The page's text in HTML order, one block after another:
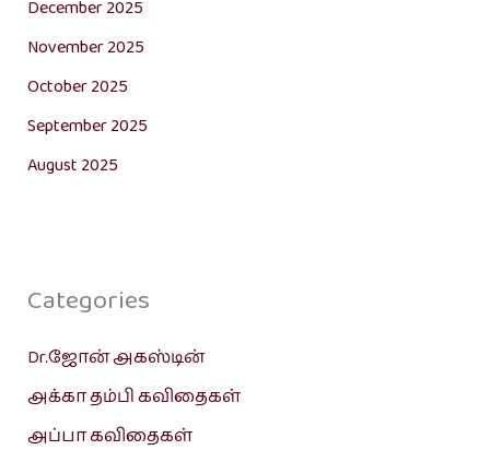
December 2025
November 2025
October 2025
September 2025
August 2025
Categories
Dr.ஜோன் அகஸ்டின்
அக்கா தம்பி கவிதைகள்
அப்பா கவிதைகள்